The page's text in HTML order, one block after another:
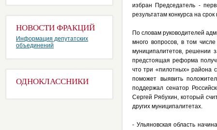
НОВОСТИ ФРАКЦИЙ
Информация депутатских
объединений
ОДНОКЛАССНИКИ
избран Председатель -
результатам конкурса на
По словам руководителей
много вопросов, в том
муниципалитетов, решении
предстоящая реформа
что три «пилотных» района
поможет выявить
поддержал сенатор
Сергей Рябухин, который
других муниципалитетах.
- Ульяновская область